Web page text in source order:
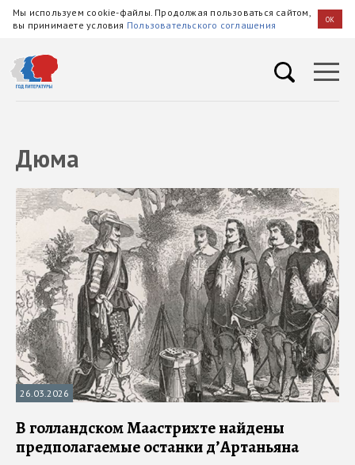
Мы используем cookie-файлы. Продолжая пользоваться сайтом,
вы принимаете условия Пользовательского соглашения OK
Дюма
26.03.2026
В голландском Маастрихте найдены
предполагаемые останки д’Артаньяна